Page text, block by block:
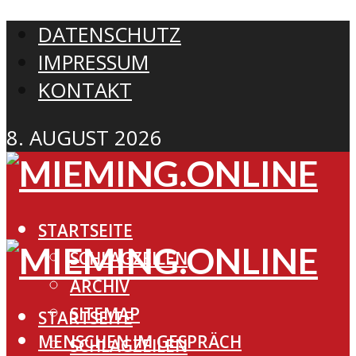
DATENSCHUTZ
IMPRESSUM
KONTAKT
8. AUGUST 2026
STARTSEITE
SCHLAGZEILEN
ARCHIV
SITEMAP
MENSCHEN IM GESPRÄCH
STARTSEITE
SCHLAGZEILEN